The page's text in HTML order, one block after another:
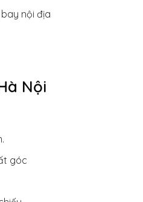
nội địa
Nội
góc